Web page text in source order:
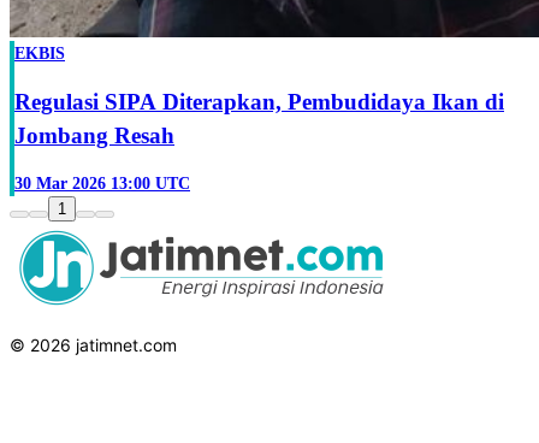
EKBIS
Regulasi SIPA Diterapkan, Pembudidaya Ikan di
Jombang Resah
30 Mar 2026 13:00 UTC
1
© 2026 jatimnet.com